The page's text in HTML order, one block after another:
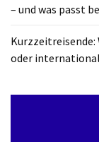
– und was passt
Kurzzeitreisende:
oder